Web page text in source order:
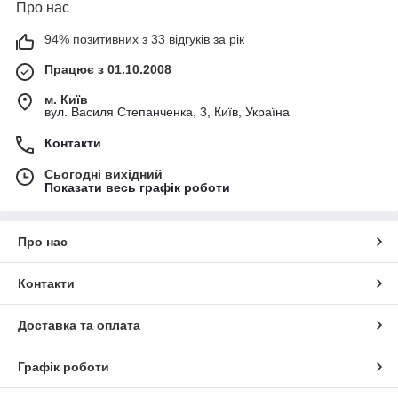
Про нас
94% позитивних з 33 відгуків за рік
Працює з 01.10.2008
м. Київ
вул. Василя Степанченка, 3, Київ, Україна
Контакти
Сьогодні вихідний
Показати весь графік роботи
Про нас
Контакти
Доставка та оплата
Графік роботи